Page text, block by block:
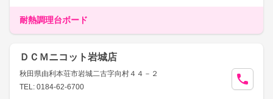
耐熱調理台ボード
ＤＣＭニコット岩城店
秋田県由利本荘市岩城二古字向村４４－２
TEL: 0184-62-6700